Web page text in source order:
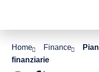
to content
Home
Finance
finanziarie